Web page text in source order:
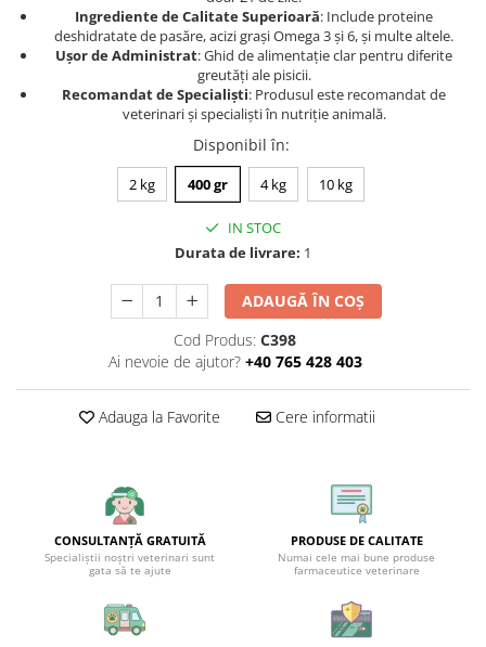
Ingrediente de Calitate Superioară: Include proteine
deshidratate de pasăre, acizi grași Omega 3 și 6, și multe altele.
Ușor de Administrat: Ghid de alimentație clar pentru diferite
greutăți ale pisicii.
Recomandat de Specialiști: Produsul este recomandat de
veterinari și specialiști în nutriție animală.
Disponibil în:
2 kg 400 gr 4 kg 10 kg
IN STOC
Durata de livrare: 1
ADAUGĂ ÎN COȘ
Cod Produs: C398
Ai nevoie de ajutor? +40 765 428 403
Adauga la Favorite Cere informatii
CONSULTANȚĂ GRATUITĂ
Specialiștii noștri veterinari sunt
gata să te ajute
PRODUSE DE CALITATE
Numai cele mai bune produse
farmaceutice veterinare